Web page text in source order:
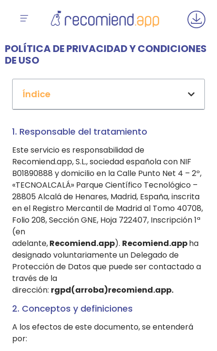
POLÍTICA DE PRIVACIDAD Y CONDICIONES
DE USO
Índice
1. Responsable del tratamiento
Este servicio es responsabilidad de
Recomiend.app, S.L., sociedad española con NIF
B01890888 y domicilio en la Calle Punto Net 4 – 2º,
«TECNOALCALÁ» Parque Científico Tecnológico –
28805 Alcalá de Henares, Madrid, España, inscrita
en el Registro Mercantil de Madrid al Tomo 40708,
Folio 208, Sección GNE, Hoja 722407, Inscripción 1ª
(en
adelante,Recomiend.app). Recomiend.appha
designado voluntariamente un Delegado de
Protección de Datos que puede ser contactado a
través de la
dirección: rgpd(arroba)recomiend.app.
2. Conceptos y definiciones
A los efectos de este documento, se entenderá
por: